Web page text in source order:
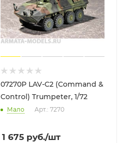
07270P LAV-C2 (Command &
Control) Trumpeter, 1/72
Мало Арт.: 7270
1 675 руб./шт